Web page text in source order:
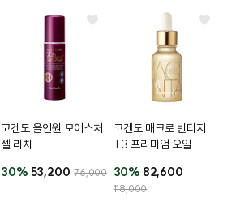
코겐도 올인원 모이스처
젤 리치
30% 53,200 76,000
코겐도 매크로 빈티지
T3 프리미엄 오일
30% 82,600
118,000